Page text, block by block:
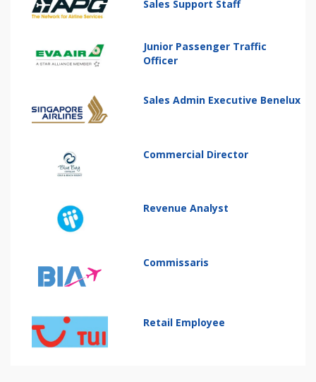
Sales Support Staff
Junior Passenger Traffic
Officer
Sales Admin Executive Benelux
Commercial Director
Revenue Analyst
Commissaris
Retail Employee